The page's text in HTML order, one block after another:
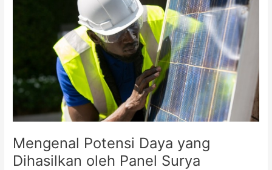
Mengenal Potensi Daya yang
Dihasilkan oleh Panel Surya